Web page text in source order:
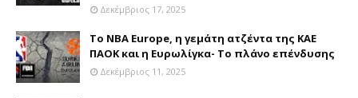
Δεκέμβριος 17, 2025
Το NBA Europe, η γεμάτη ατζέντα της ΚΑΕ
ΠΑΟΚ και η Ευρωλίγκα- Το πλάνο επένδυσης
Δεκέμβριος 11, 2025